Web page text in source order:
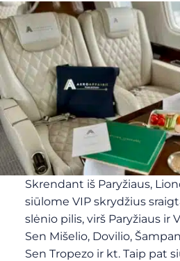
Skrendant iš Paryžiaus,
siūlome VIP skrydžius
slėnio pilis, virš Paryžiaus ir
Sen Mišelio, Dovilio,
Sen Tropezo ir kt. Taip pat